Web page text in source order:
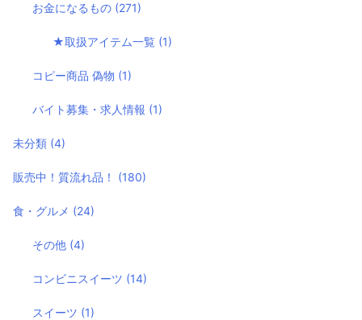
お金になるもの (271)
★取扱アイテム一覧 (1)
コピー商品 偽物 (1)
バイト募集・求人情報 (1)
未分類 (4)
販売中！質流れ品！ (180)
食・グルメ (24)
その他 (4)
コンビニスイーツ (14)
スイーツ (1)